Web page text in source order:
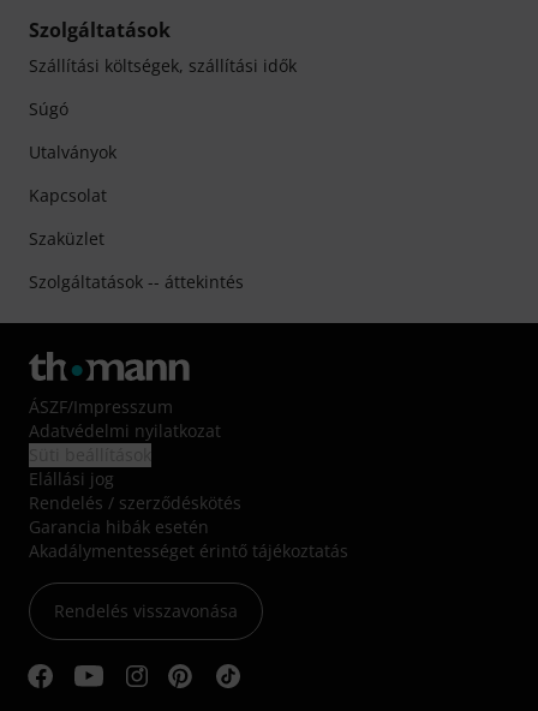
Szolgáltatások
Szállítási költségek, szállítási idők
Súgó
Utalványok
Kapcsolat
Szaküzlet
Szolgáltatások -- áttekintés
ÁSZF/Impresszum
Adatvédelmi nyilatkozat
Elállási jog
Rendelés / szerződéskötés
Garancia hibák esetén
Akadálymentességet érintő tájékoztatás
Rendelés visszavonása